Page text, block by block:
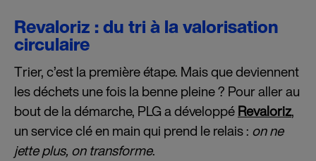
Revaloriz : du tri à la valorisation
circulaire
Trier, c’est la première étape. Mais que deviennent
les déchets une fois la benne pleine ? Pour aller au
bout de la démarche, PLG a développéRevaloriz,
un service clé en main qui prend le relais : on ne
jette plus, on transforme.